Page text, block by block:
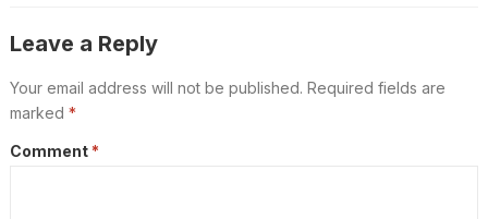
Leave a Reply
Your email address will not be published. Required fields are
marked *
Comment *